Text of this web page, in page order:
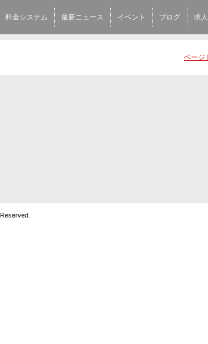
料金システム 最新ニュース イベント ブログ 求人
ページ